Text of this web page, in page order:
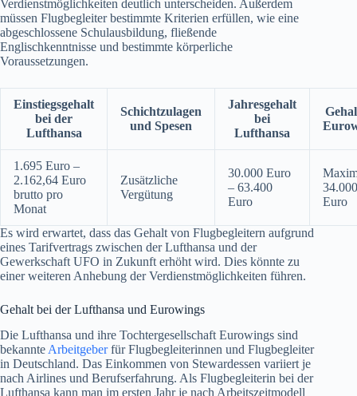
Verdienstmöglichkeiten deutlich unterscheiden. Außerdem
müssen Flugbegleiter bestimmte Kriterien erfüllen, wie eine
abgeschlossene Schulausbildung, fließende
Englischkenntnisse und bestimmte körperliche
Voraussetzungen.
Einstiegsgehalt
bei der
Lufthansa
Schichtzulagen
und Spesen
Jahresgehalt
bei
Lufthansa
1.695 Euro –
2.162,64 Euro
brutto pro
Monat
Zusätzliche
Vergütung
30.000 Euro
– 63.400
Euro
34.000
Euro
Es wird erwartet, dass das Gehalt von Flugbegleitern aufgrund
eines Tarifvertrags zwischen der Lufthansa und der
Gewerkschaft UFO in Zukunft erhöht wird. Dies könnte zu
einer weiteren Anhebung der Verdienstmöglichkeiten führen.
Gehalt bei der Lufthansa und Eurowings
Die Lufthansa und ihre Tochtergesellschaft Eurowings sind
bekannteArbeitgeberfür Flugbegleiterinnen und Flugbegleiter
in Deutschland. Das Einkommen von Stewardessen variiert je
nach Airlines und Berufserfahrung. Als Flugbegleiterin bei der
Lufthansa kann man im ersten Jahr je nach Arbeitszeitmodell